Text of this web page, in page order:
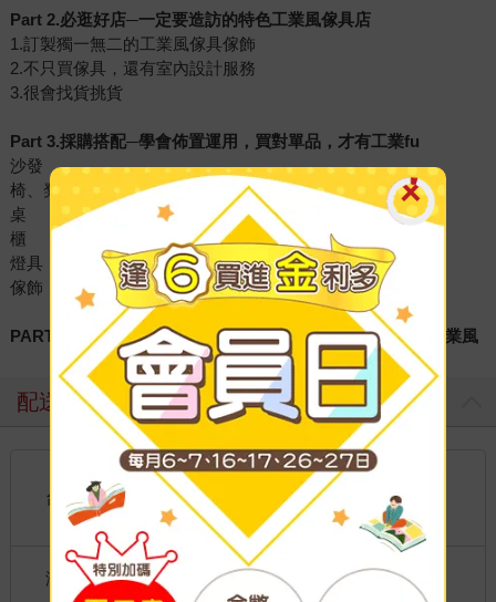
Part 2.必逛好店─一定要造訪的特色工業風傢具店
1.訂製獨一無二的工業風傢具傢飾
2.不只買傢具，還有室內設計服務
3.很會找貨挑貨
Part 3.採購搭配─學會佈置運用，買對單品，才有工業fu
沙發
椅、凳
桌
櫃
燈具
傢飾
PART4.空間實例─做對硬體，擅用物件，打造人文、粗獷工業風
配送方式
台灣
國內宅配：本島、離島
到店取貨：
不限金額免運費
海外
國際快遞：全球
港澳店取：